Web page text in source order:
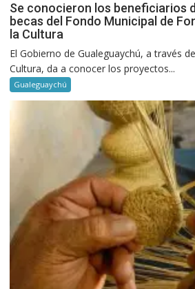
Se conocieron los beneficiarios
becas del Fondo Municipal de
la Cultura
El Gobierno de Gualeguaychú, a través
Cultura, da a conocer los proyectos...
Gualeguaychú